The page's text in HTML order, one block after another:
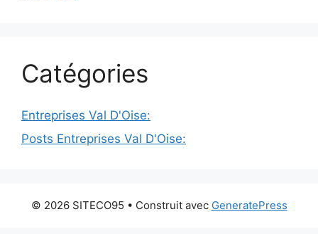
Catégories
Entreprises Val D'Oise:
Posts Entreprises Val D'Oise:
© 2026 SITECO95 • Construit avec GeneratePress